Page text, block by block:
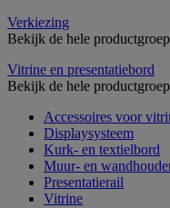
Verkiezing
Bekijk de hele productgroep
Vitrine en presentatiebord
Bekijk de hele productgroep
Accessoires voor
Displaysysteem
Kurk- en textielbord
Muur- en
Presentatierail
Vitrine